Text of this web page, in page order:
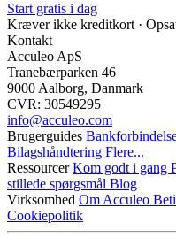
Start gratis i dag
Kræver ikke kreditkort ·
Kontakt
Acculeo ApS
Tranebærparken 46
9000 Aalborg, Danmark
CVR: 30549295
info@​acculeo.com
Brugerguides
Bilagshåndtering Flere...
RessourcerKom godt i gang
stillede spørgsmål Blog
Virksomhed Om Acculeo
Cookiepolitik